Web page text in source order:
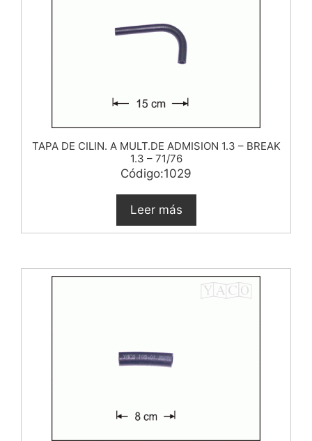
TAPA DE CILIN. A MULT.DE ADMISION 1.3 – BREAK
1.3 – 71/76
Código:1029
Leer más